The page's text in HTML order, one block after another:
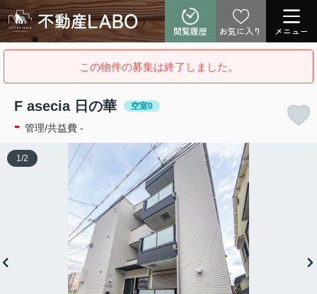
閲覧履歴 お気に入り メニュー
この物件の募集は終了しました。
F asecia 日の華 空室0
- 管理/共益費 -
1 /2